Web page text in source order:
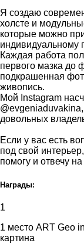
Я создаю
холсте и
которые можно
индивидуальному
Каждая работа
первого мазка до
подкрашенная
живопись.
Мой Instagram
довольных
Если у вас есть
под свой
помогу и отвечу
Награды:
1
1 место ART Geo
картина